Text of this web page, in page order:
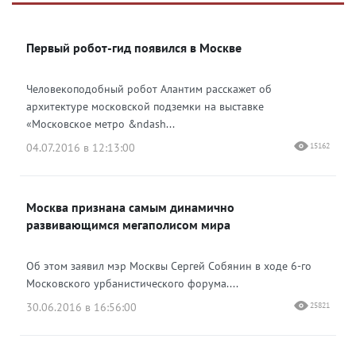
Одноклассники
Яндекс Дзен
Первый робот-гид появился в Москве
Человекоподобный робот Алантим расскажет об
архитектуре московской подземки на выставке
«Московское метро &ndash...
04.07.2016 в 12:13:00
15162
Москва признана самым динамично
развивающимся мегаполисом мира
Об этом заявил мэр Москвы Сергей Собянин в ходе 6-го
Московского урбанистического форума....
30.06.2016 в 16:56:00
25821